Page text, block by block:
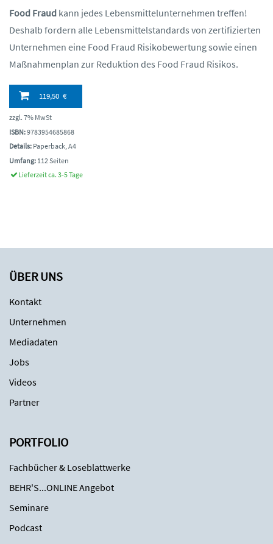
Food Fraud kann jedes Lebensmittelunternehmen treffen!
Deshalb fordern alle Lebensmittelstandards von zertifizierten
Unternehmen eine Food Fraud Risikobewertung sowie einen
Maßnahmenplan zur Reduktion des Food Fraud Risikos.
119,50 €
zzgl. 7% MwSt
ISBN:9783954685868
Details: Paperback, A4
Umfang: 112 Seiten
Lieferzeit ca. 3-5 Tage
ÜBER UNS
Kontakt
Unternehmen
Mediadaten
Jobs
Videos
Partner
PORTFOLIO
Fachbücher & Loseblattwerke
BEHR'S...ONLINE Angebot
Seminare
Podcast